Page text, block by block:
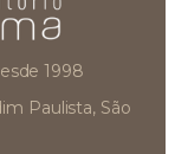
1998
Paulista, São